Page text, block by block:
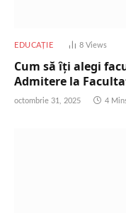
EDUCAȚIE 8Views
Cum să îți alegi
Admitere la
octombrie 31, 2025 4